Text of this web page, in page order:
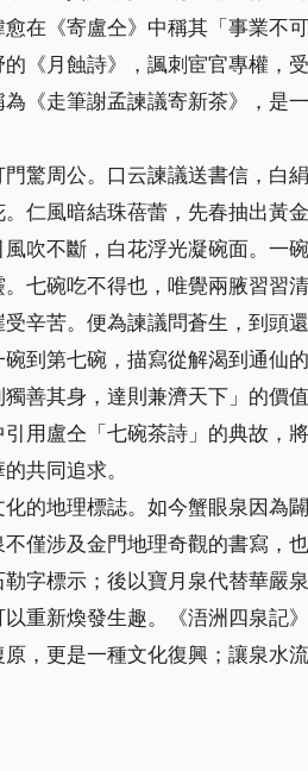
在《寄盧仝》中稱其「事業不
《月蝕詩》，諷刺宦官專權，受
《走筆謝孟諫議寄新茶》，是
驚周公。口云諫議送書信，白
仁風暗結珠蓓蕾，先春抽出黃
吹不斷，白花浮光凝碗面。一
七碗吃不得也，唯覺兩腋習習
辛苦。便為諫議問蒼生，到頭
到第七碗，描寫從解渴到通仙
善其身，達則兼濟天下」的價
用盧仝「七碗茶詩」的典故，
共同追求。
的地理標誌。如今蟹眼泉因為
僅涉及金門地理奇觀的書寫，
字標示；後以寶月泉代替華嚴
重新煥發生趣。《浯洲四泉記
，更是一種文化復興；讓泉水